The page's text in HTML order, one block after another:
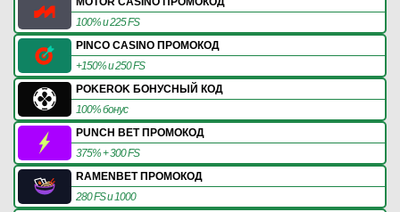
100% и 225 FS
PINCO CASINO ПРОМОКОД
+150% и 250 FS
POKEROK БОНУСНЫЙ КОД
100% бонус
PUNCH BET ПРОМОКОД
375% + 300 FS
RAMENBET ПРОМОКОД
280 FS и 1000